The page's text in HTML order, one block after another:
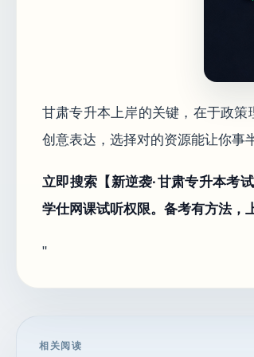
甘肃专升本上岸的关键，在于政
创意表达，选择对的资源能让你事
立即搜索【新逆袭·甘肃专升本
学仕网课试听权限。备考有方法，
"
相关阅读